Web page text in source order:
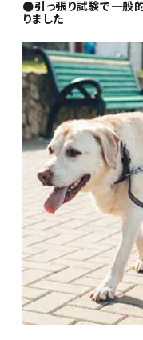
●引っ張り試験で一般
りました